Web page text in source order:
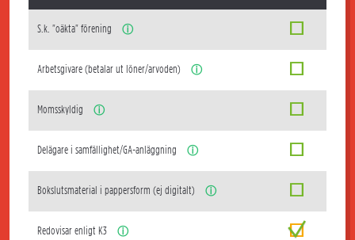
S.k. "oäkta" förening ⓘ
Arbetsgivare (betalar ut löner/arvoden) ⓘ
Momsskyldig ⓘ
Delägare i samfällighet/GA-anläggning ⓘ
Bokslutsmaterial i pappersform (ej digitalt) ⓘ
Redovisar enligt K3 ⓘ